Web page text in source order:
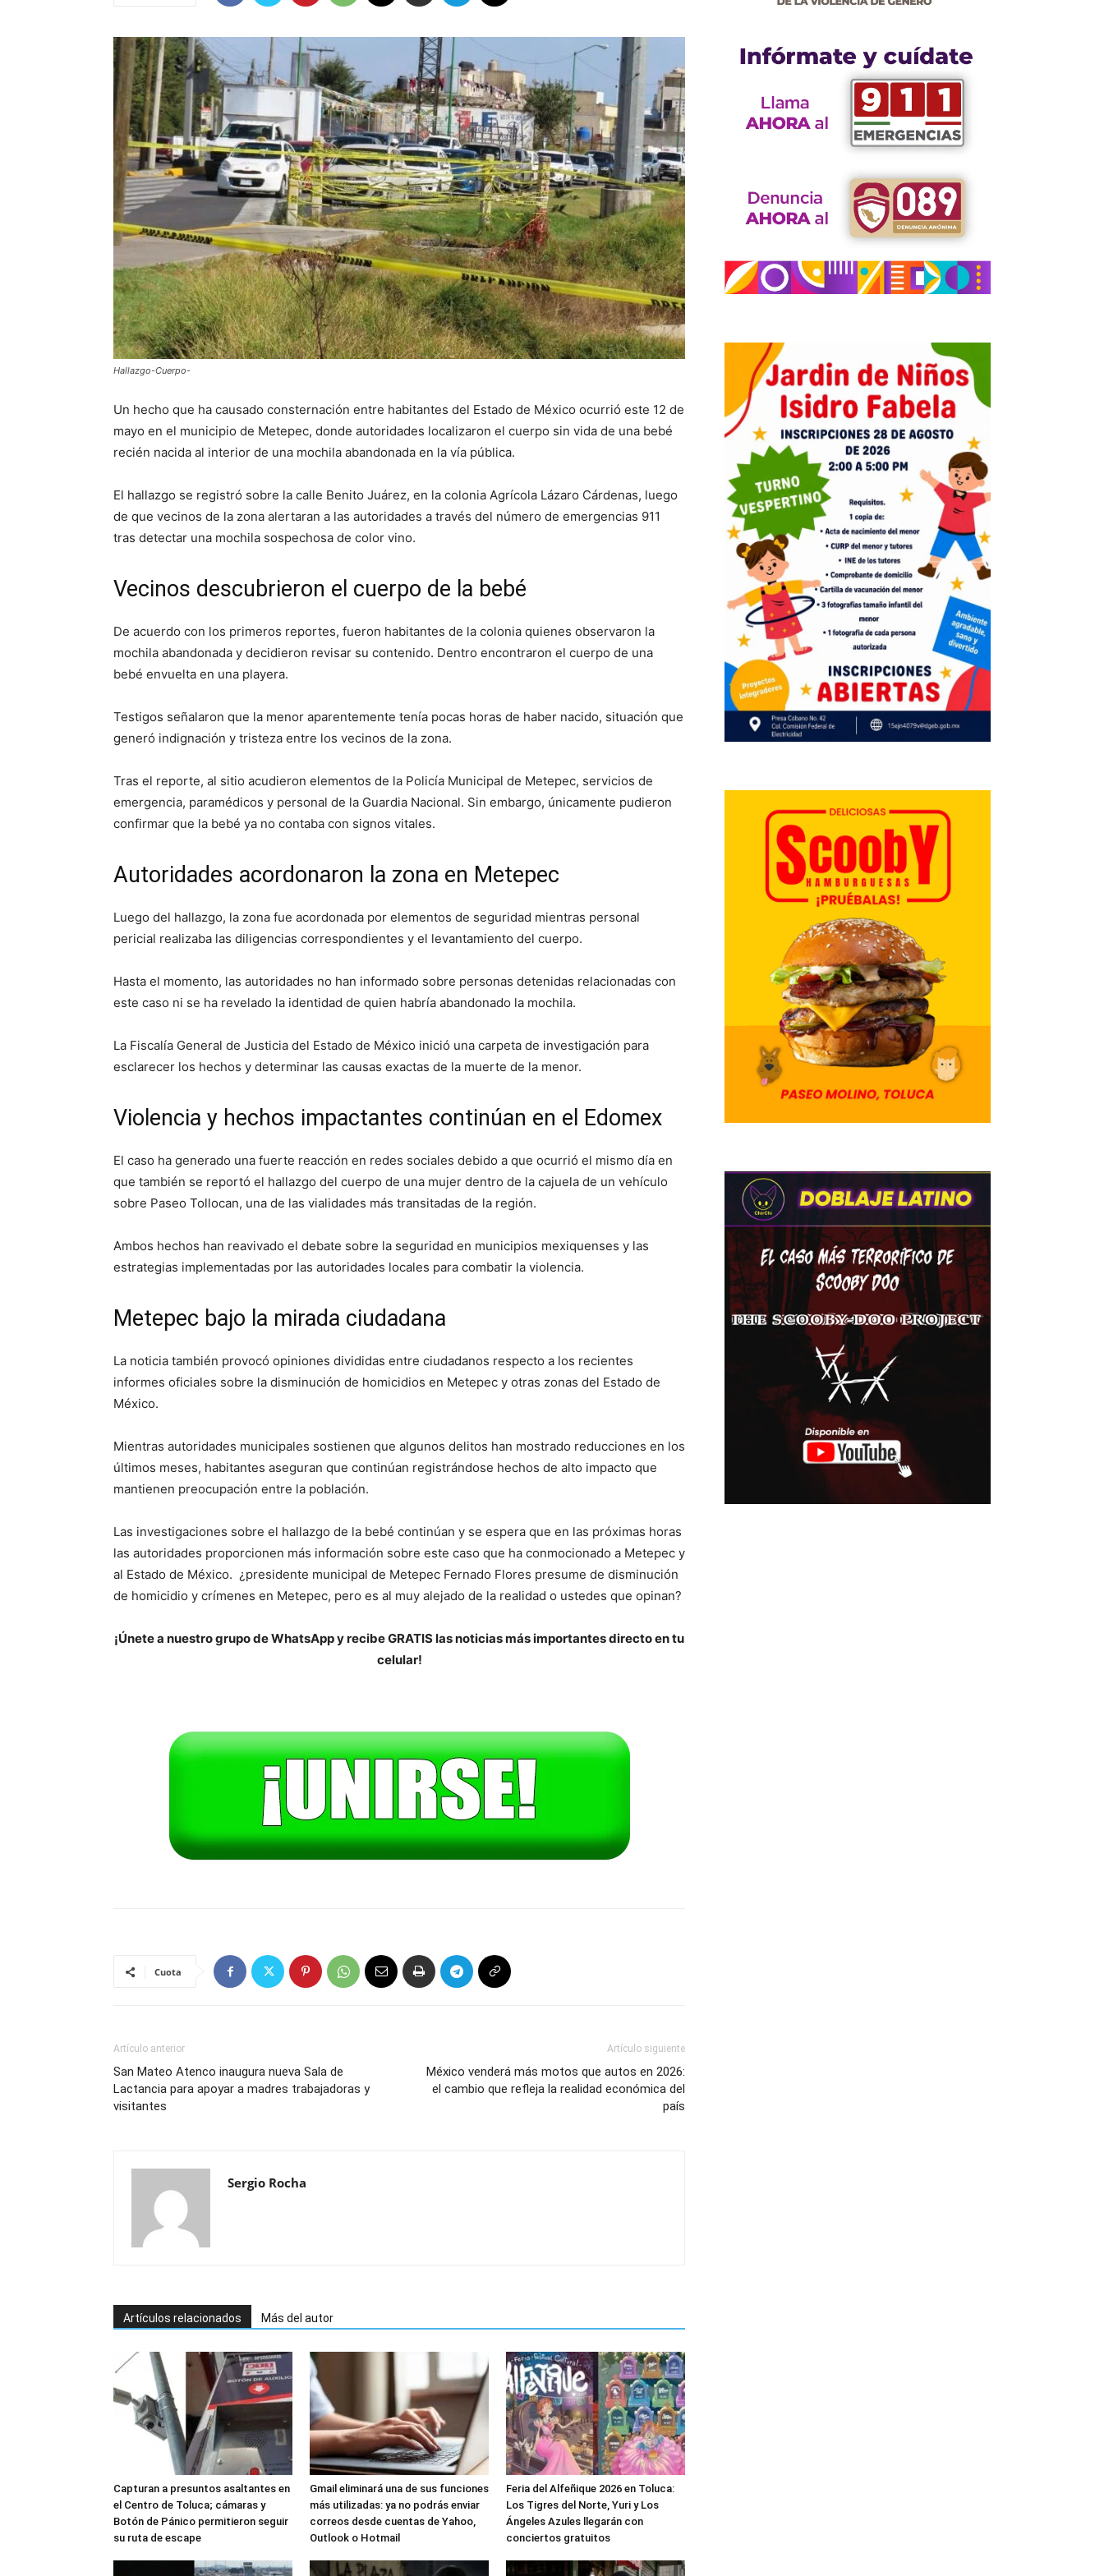
Hallazgo-Cuerpo-
Un hecho que ha causado consternación entre habitantes del Estado de México ocurrió este 12 de
mayo en el municipio de Metepec, donde autoridades localizaron el cuerpo sin vida de una bebé
recién nacida al interior de una mochila abandonada en la vía pública.
El hallazgo se registró sobre la calle Benito Juárez, en la colonia Agrícola Lázaro Cárdenas, luego
de que vecinos de la zona alertaran a las autoridades a través del número de emergencias 911
tras detectar una mochila sospechosa de color vino.
Vecinos descubrieron el cuerpo de la bebé
De acuerdo con los primeros reportes, fueron habitantes de la colonia quienes observaron la
mochila abandonada y decidieron revisar su contenido. Dentro encontraron el cuerpo de una
bebé envuelta en una playera.
Testigos señalaron que la menor aparentemente tenía pocas horas de haber nacido, situación que
generó indignación y tristeza entre los vecinos de la zona.
Tras el reporte, al sitio acudieron elementos de la Policía Municipal de Metepec, servicios de
emergencia, paramédicos y personal de la Guardia Nacional. Sin embargo, únicamente pudieron
confirmar que la bebé ya no contaba con signos vitales.
Autoridades acordonaron la zona en Metepec
Luego del hallazgo, la zona fue acordonada por elementos de seguridad mientras personal
pericial realizaba las diligencias correspondientes y el levantamiento del cuerpo.
Hasta el momento, las autoridades no han informado sobre personas detenidas relacionadas con
este caso ni se ha revelado la identidad de quien habría abandonado la mochila.
La Fiscalía General de Justicia del Estado de México inició una carpeta de investigación para
esclarecer los hechos y determinar las causas exactas de la muerte de la menor.
Violencia y hechos impactantes continúan en el Edomex
El caso ha generado una fuerte reacción en redes sociales debido a que ocurrió el mismo día en
que también se reportó el hallazgo del cuerpo de una mujer dentro de la cajuela de un vehículo
sobre Paseo Tollocan, una de las vialidades más transitadas de la región.
Ambos hechos han reavivado el debate sobre la seguridad en municipios mexiquenses y las
estrategias implementadas por las autoridades locales para combatir la violencia.
Metepec bajo la mirada ciudadana
La noticia también provocó opiniones divididas entre ciudadanos respecto a los recientes
informes oficiales sobre la disminución de homicidios en Metepec y otras zonas del Estado de
México.
Mientras autoridades municipales sostienen que algunos delitos han mostrado reducciones en los
últimos meses, habitantes aseguran que continúan registrándose hechos de alto impacto que
mantienen preocupación entre la población.
Las investigaciones sobre el hallazgo de la bebé continúan y se espera que en las próximas horas
las autoridades proporcionen más información sobre este caso que ha conmocionado a Metepec y
al Estado de México. ¿presidente municipal de Metepec Fernado Flores presume de disminución
de homicidio y crímenes en Metepec, pero es al muy alejado de la realidad o ustedes que opinan?
¡Únete a nuestro grupo de WhatsApp y recibe GRATIS las noticias más importantes directo en tu
celular!
Cuota
Artículo anterior
San Mateo Atenco inaugura nueva Sala de
Lactancia para apoyar a madres trabajadoras y
visitantes
Artículo siguiente
México venderá más motos que autos en 2026:
el cambio que refleja la realidad económica del
país
Sergio Rocha
Artículos relacionados Más del autor
Capturan a presuntos asaltantes en
el Centro de Toluca; cámaras y
Botón de Pánico permitieron seguir
su ruta de escape
Gmail eliminará una de sus funciones
más utilizadas: ya no podrás enviar
correos desde cuentas de Yahoo,
Outlook o Hotmail
Feria del Alfeñique 2026 en Toluca:
Los Tigres del Norte, Yuri y Los
Ángeles Azules llegarán con
conciertos gratuitos